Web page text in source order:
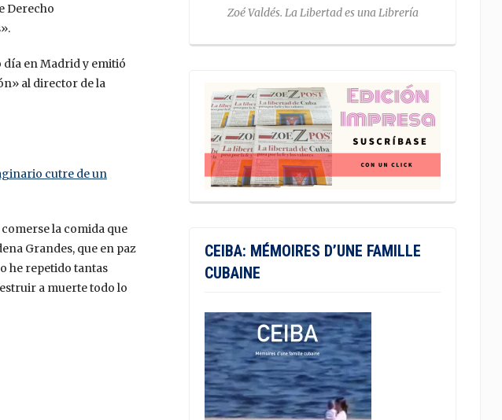
Derecho
día en Madrid y emitió
al director de la
cutre de un
la comida que
Grandes, que en paz
he repetido tantas
a muerte todo lo
Zoé Valdés. La Libertad es una Librería
CEIBA: MÉMOIRES D’UNE FAMILLE
CUBAINE